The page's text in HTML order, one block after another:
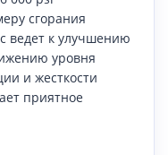
сгорания
ведет к улучшению
уровня
и жесткости
приятное